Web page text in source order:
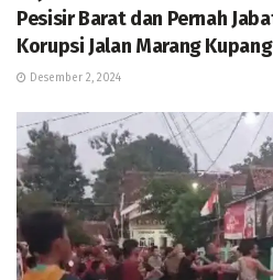
Pesisir Barat dan Pernah
Korupsi Jalan Marang
Desember 2, 2024